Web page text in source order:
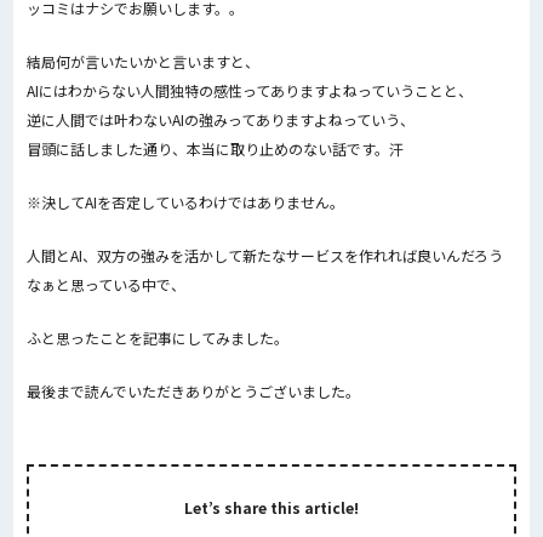
ッコミはナシでお願いします。。
結局何が言いたいかと言いますと、
AIにはわからない人間独特の感性ってありますよねっていうことと、
逆に人間では叶わないAIの強みってありますよねっていう、
冒頭に話しました通り、本当に取り止めのない話です。汗
※決してAIを否定しているわけではありません。
人間とAI、双方の強みを活かして新たなサービスを作れれば良いんだろう
なぁと思っている中で、
ふと思ったことを記事にしてみました。
最後まで読んでいただきありがとうございました。
Let’s share this article!